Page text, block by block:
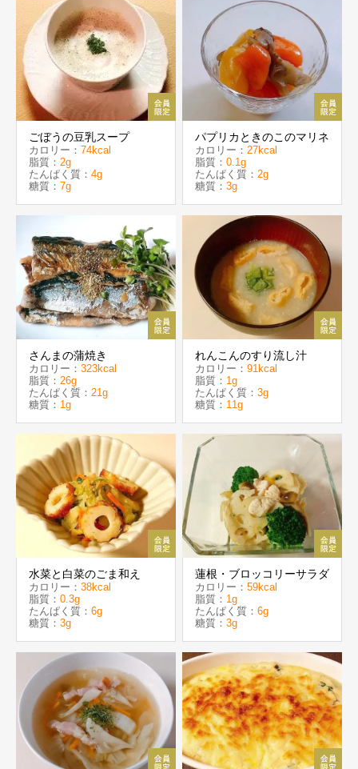
ごぼうの豆乳スープ
カロリー： 74kcal
脂質： 2g
たんぱく質： 4g
糖質： 7g
パプリカときのこのマリネ
カロリー： 27kcal
脂質： 0.1g
たんぱく質： 2g
糖質： 3g
さんまの蒲焼き
カロリー： 323kcal
脂質： 26g
たんぱく質： 21g
糖質： 1g
れんこんのすり流し汁
カロリー： 91kcal
脂質： 1g
たんぱく質： 3g
糖質： 11g
水菜と白菜のごま和え
カロリー： 38kcal
脂質： 0.3g
たんぱく質： 6g
糖質： 3g
蓮根・ブロッコリーサラダ
カロリー： 59kcal
脂質： 1g
たんぱく質： 6g
糖質： 3g